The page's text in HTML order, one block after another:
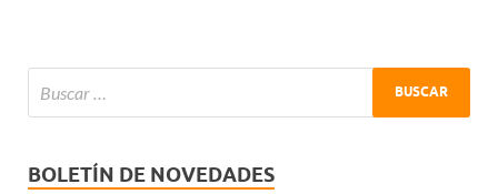
BOLETÍN DE NOVEDADES